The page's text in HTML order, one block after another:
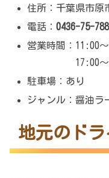
住所：千葉県市原
電話：0436-75-
営業時間：11:00
17:00～21:00
駐車場：あり
ジャンル：醤油ラ
地元のド